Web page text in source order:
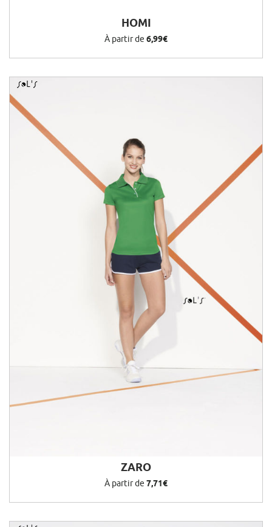
HOMI
À partir de 6,99€
ZARO
À partir de 7,71€